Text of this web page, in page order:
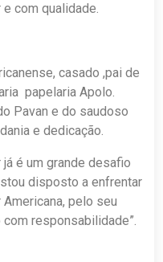
com qualidade.
casado ,pai de
papelaria Apolo.
Pavan e do saudoso
e dedicação.
é um grande desafio
disposto a enfrentar
pelo seu
responsabilidade”.